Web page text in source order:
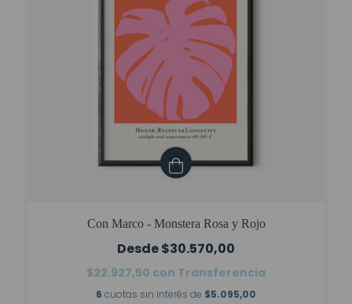
Con Marco - Monstera Rosa y Rojo
$30.570,00
$22.927,50 con Transferencia
6 cuotas sin interés de $5.095,00